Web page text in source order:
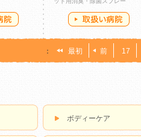
： 最初 前 17
ボディーケア